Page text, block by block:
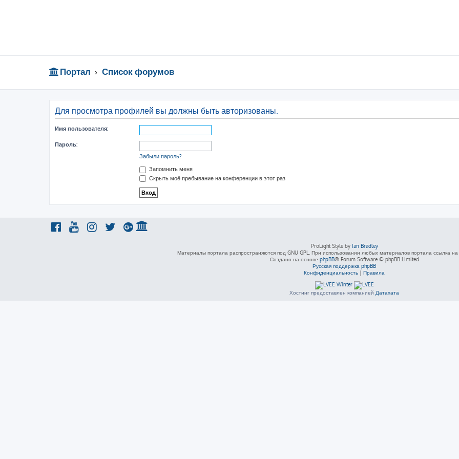
Портал Список форумов
Для просмотра профилей вы должны быть авторизованы.
Имя пользователя:
Пароль:
Забыли пароль?
Запомнить меня
Скрыть моё пребывание на конференции в этот раз
ProLight Style by Ian Bradley
Материалы портала распространяются под GNU GPL. При использовании любых материалов портала ссылка на
Создано на основе phpBB® Forum Software © phpBB Limited
Русская поддержка phpBB
Конфиденциальность | Правила
Хостинг предоставлен компанией Датахата